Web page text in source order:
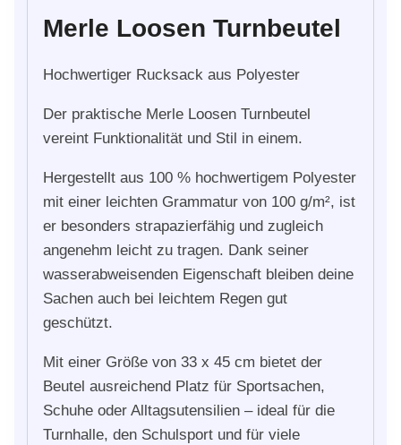
Merle Loosen Turnbeutel
Hochwertiger Rucksack aus Polyester
Der praktische Merle Loosen Turnbeutel
vereint Funktionalität und Stil in einem.
Hergestellt aus 100 % hochwertigem Polyester
mit einer leichten Grammatur von 100 g/m², ist
er besonders strapazierfähig und zugleich
angenehm leicht zu tragen. Dank seiner
wasserabweisenden Eigenschaft bleiben deine
Sachen auch bei leichtem Regen gut
geschützt.
Mit einer Größe von 33 x 45 cm bietet der
Beutel ausreichend Platz für Sportsachen,
Schuhe oder Alltagsutensilien – ideal für die
Turnhalle, den Schulsport und für viele